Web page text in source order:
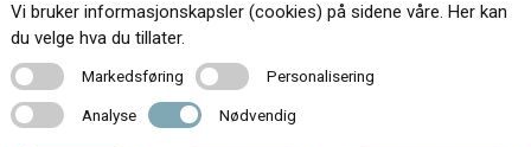
Kontakt oss
Vi bruker informasjonskapsler (cookies) på sidene våre. Her kan
du velge hva du tillater.
MarkedsføringMarkedsføring PersonaliseringPersonalisering
Analyse Analyse Nødvendig Nødvendig